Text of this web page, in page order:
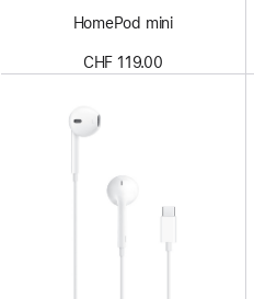
HomePod mini
CHF 119.00